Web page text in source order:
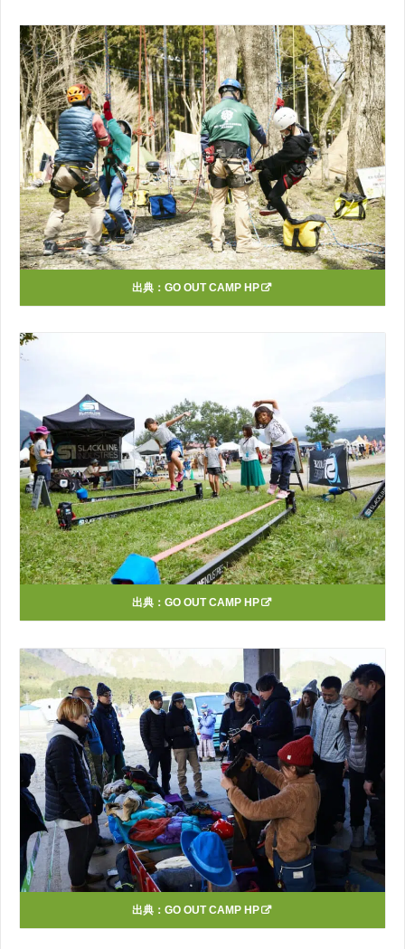
出典： GO OUT CAMP HP
出典： GO OUT CAMP HP
出典： GO OUT CAMP HP